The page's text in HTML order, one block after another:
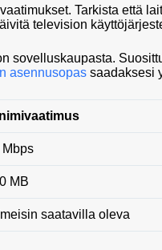
Tarkista että
television
sovelluskaupasta.
asennusopas saadaksesi
Mbps
MB
saatavilla oleva